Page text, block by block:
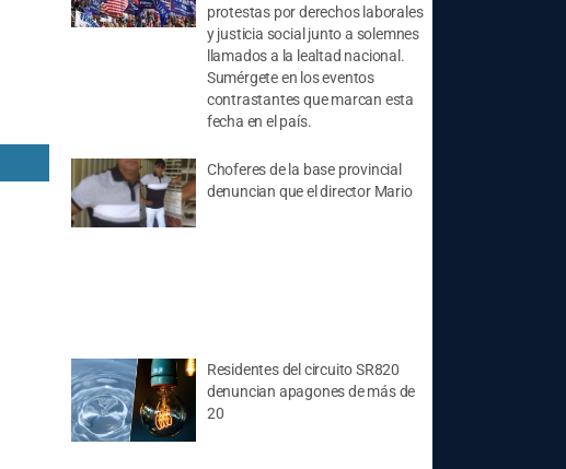
protestas por derechos laborales
y justicia social junto a solemnes
llamados a la lealtad nacional.
Sumérgete en los eventos
contrastantes que marcan esta
fecha en el país.
Choferes de la base provincial
denuncian que el director Mario
Residentes del circuito SR820
denuncian apagones de más de
20